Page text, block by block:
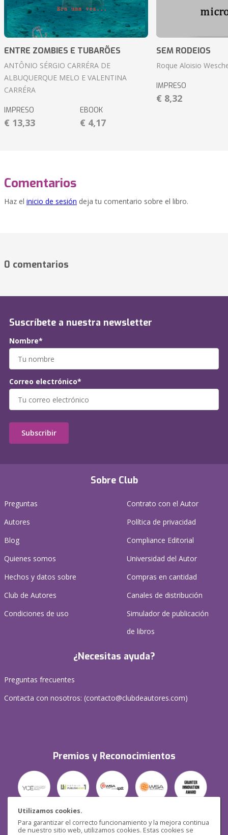
Utilizamos cookies.
Para garantizar el correcto funcionamiento y la mejora continua
de nuestro sitio web, utilizamos cookies. Estas cookies se
ENTRE ZOMBIES E TUBARÕES
ANTÔNIO SÉRGIO CARRÉRA DE
ALBUQUERQUE MELO E VALENTINA
CARRÉRA
IMPRESO
€ 13,33
EBOOK
€ 4,17
SEM RODEIOS
Roque Aloisio
IMPRESO
€ 8,32
Comentarios
Haz el inicio de sesión deja tu comentario sobre el libro.
0 comentarios
Sobre Club
Preguntas
Autores
Blog
Quienes somos
Hechos y datos sobre
Club de Autores
Condiciones de uso
Contrato con el Autor
Política de privacidad
Compliance Editorial
Universidad del Autor
Compras en cantidad
Canales de distribución
Simulador de publicación
de libros
¿Necesitas ayuda?
Preguntas frecuentes
Contacta con nosotros: (contacto@clubdeautores.com)
Premios y Reconocimientos
Seguridad
Suscríbete a nuestra newsletter
Nombre*
Correo electrónico*
Subscribir